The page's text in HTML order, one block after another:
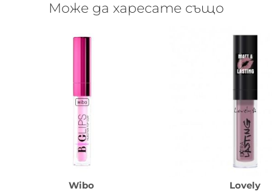
Може да харесате също
Wibo Lovely